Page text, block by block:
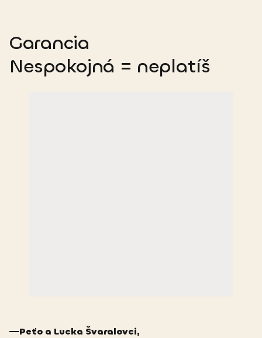
Garancia
Nespokojná = neplatíš
Peťo a Lucka Švaralovci,